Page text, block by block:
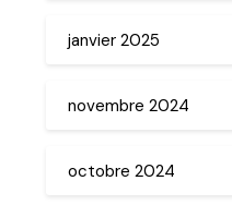
janvier 2025
novembre 2024
octobre 2024